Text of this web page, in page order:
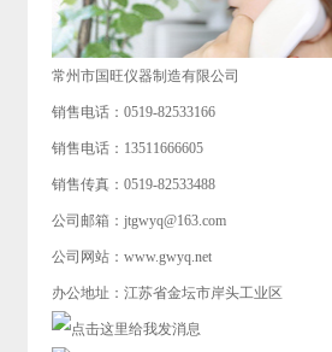
常州市国旺仪器制造有限公司
销售电话：0519-82533166
销售电话：13511666605
销售传真：0519-82533488
公司邮箱：jtgwyq@163.com
公司网站：www.gwyq.net
办公地址：江苏省金坛市岸头工业区